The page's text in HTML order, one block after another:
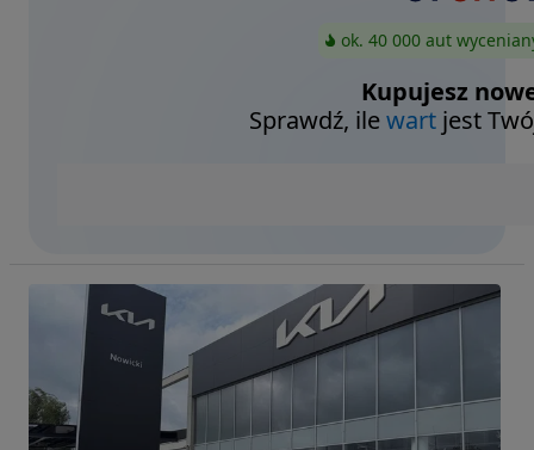
ok. 40 000 aut
Kupujesz
Sprawdź, ilewart jest